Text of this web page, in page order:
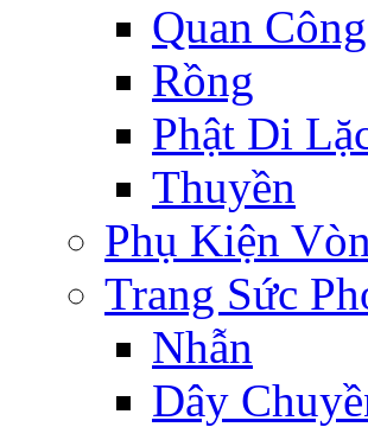
Quan Công
Rồng
Phật Di
Thuyền
Phụ Kiện
Trang Sức
Nhẫn
Dây